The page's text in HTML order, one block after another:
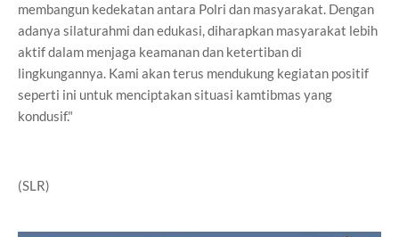
membangun kedekatan antara Polri dan masyarakat. Dengan
adanya silaturahmi dan edukasi, diharapkan masyarakat lebih
aktif dalam menjaga keamanan dan ketertiban di
lingkungannya. Kami akan terus mendukung kegiatan positif
seperti ini untuk menciptakan situasi kamtibmas yang
kondusif."
(SLR)